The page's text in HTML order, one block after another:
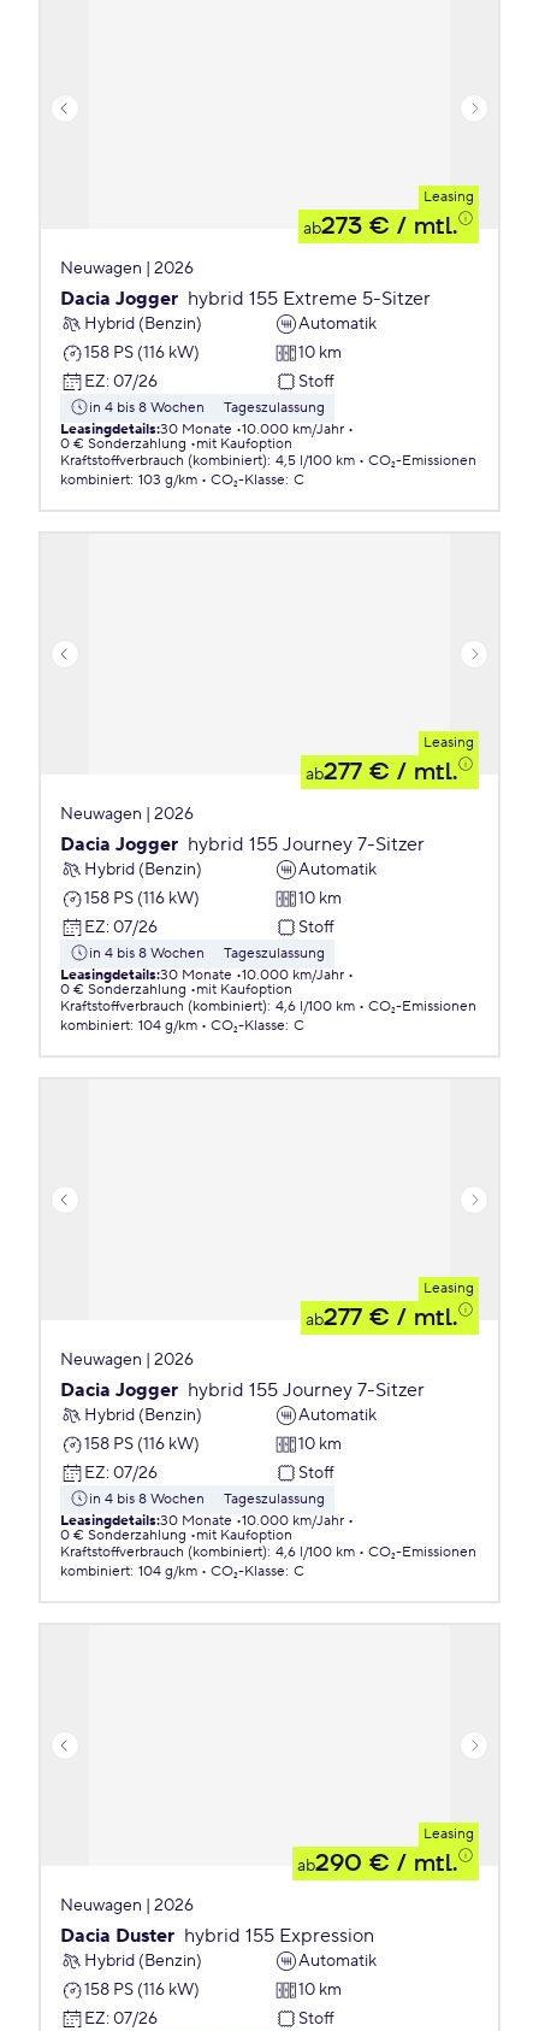
Leasing
ab273 € / mtl.
Neuwagen | 2026
Dacia Jogger hybrid 155 Extreme 5-Sitzer
Hybrid (Benzin)
Automatik
158 PS (116 kW)
10 km
EZ: 07/26 Stoff
in 4 bis 8 Wochen
Tageszulassung
Leasingdetails:30 Monate 10.000 km/Jahr
0 € Sonderzahlung
mit Kaufoption
Kraftstoffverbrauch (kombiniert): 4,5 l/100 km
CO₂-Emissionen
kombiniert: 103 g/km CO₂-Klasse: C
Leasing
ab277 € / mtl.
Neuwagen | 2026
Dacia Jogger hybrid 155 Journey 7-Sitzer
Hybrid (Benzin)
Automatik
158 PS (116 kW)
10 km
EZ: 07/26 Stoff
in 4 bis 8 Wochen
Tageszulassung
Leasingdetails:30 Monate 10.000 km/Jahr
0 € Sonderzahlung
mit Kaufoption
Kraftstoffverbrauch (kombiniert): 4,6 l/100 km
CO₂-Emissionen
kombiniert: 104 g/km CO₂-Klasse: C
Leasing
ab277 € / mtl.
Neuwagen | 2026
Dacia Jogger hybrid 155 Journey 7-Sitzer
Hybrid (Benzin)
Automatik
158 PS (116 kW)
10 km
EZ: 07/26 Stoff
in 4 bis 8 Wochen
Tageszulassung
Leasingdetails:30 Monate 10.000 km/Jahr
0 € Sonderzahlung
mit Kaufoption
Kraftstoffverbrauch (kombiniert): 4,6 l/100 km
CO₂-Emissionen
kombiniert: 104 g/km CO₂-Klasse: C
Leasing
ab290 € / mtl.
Neuwagen | 2026
Dacia Duster hybrid 155 Expression
Hybrid (Benzin)
Automatik
158 PS (116 kW)
10 km
EZ: 07/26 Stoff